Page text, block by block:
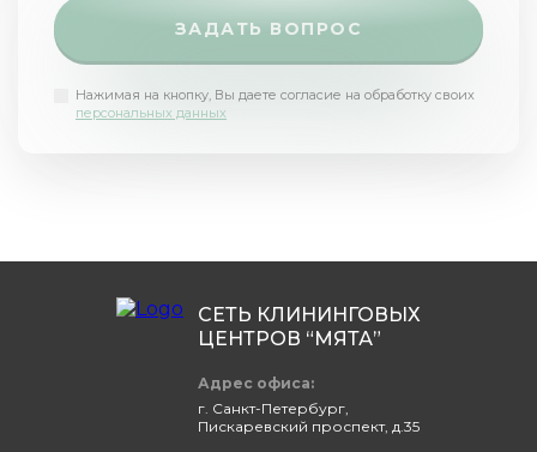
ЗАДАТЬ ВОПРОС
Нажимая на кнопку, Вы даете согласие на обработку своих
персональных данных
СЕТЬ КЛИНИНГОВЫХ
ЦЕНТРОВ “МЯТА”
Адрес офиса:
г. Санкт-Петербург,
Пискаревский проспект, д.35